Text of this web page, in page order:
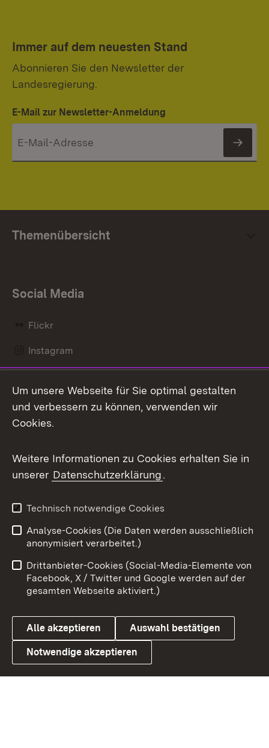
Immer auf dem neuesten Stand
Abonnieren Sie den Newsletter der
Landesregierung.
E-Mail zur Newsletter-Anmeldung
Themenübersicht
Social Media
Flickr
Instagram
Mastodon
Messenger
Social Wall
X / Twitter
Youtube
Link zum Landesportal
Benutzungshinweise
Barrierefreiheit
Datenschutz
Cookies
Um unsere Webseite für Sie optimal gestalten
und verbessern zu können, verwenden wir
Cookies.
Weitere Informationen zu Cookies erhalten Sie in
unserer Datenschutzerklärung.
Technisch notwendige Cookies
Analyse-Cookies (Die Daten werden ausschließlich
anonymisiert verarbeitet.)
Drittanbieter-Cookies (Social-Media-Elemente von
Facebook, X / Twitter und Google werden auf der
gesamten Webseite aktiviert.)
Alle akzeptieren Auswahl bestätigen
Notwendige akzeptieren